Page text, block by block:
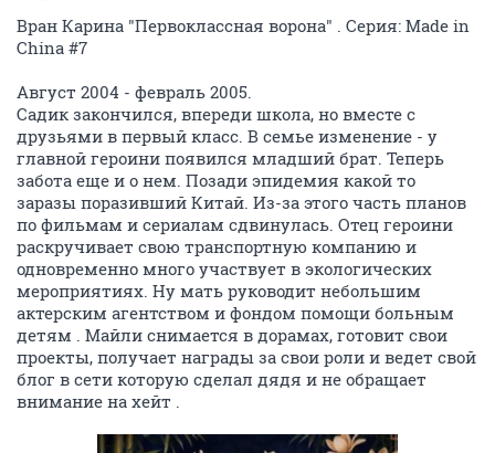
Вран Карина "Первоклассная ворона" . Серия: Made in
China #7
Август 2004 - февраль 2005.
Садик закончился, впереди школа, но вместе с
друзьями в первый класс. В семье изменение - у
главной героини появился младший брат. Теперь
забота еще и о нем. Позади эпидемия какой то
заразы поразивший Китай. Из-за этого часть планов
по фильмам и сериалам сдвинулась. Отец героини
раскручивает свою транспортную компанию и
одновременно много участвует в экологических
мероприятиях. Ну мать руководит небольшим
актерским агентством и фондом помощи больным
детям . Майли снимается в дорамах, готовит свои
проекты, получает награды за свои роли и ведет свой
блог в сети которую сделал дядя и не обращает
внимание на хейт .